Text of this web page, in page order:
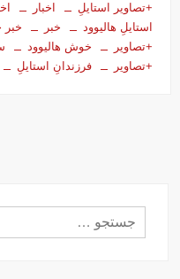
+تصاویر استایلِ اخبار
استایلِ هاليوود
خبر خبر
+تصاویر
خوش هاليوود
+تصاویر
فرزندانِ استایلِ